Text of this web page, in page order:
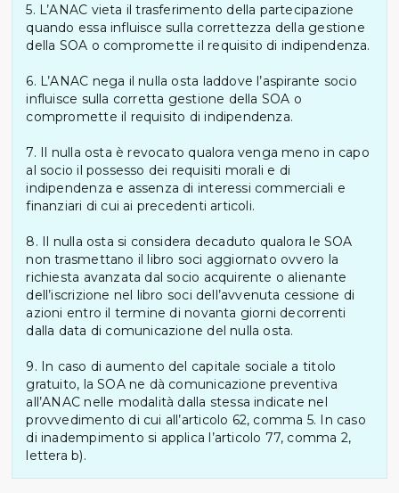
5. L’ANAC vieta il trasferimento della partecipazione
quando essa influisce sulla correttezza della gestione
della SOA o compromette il requisito di indipendenza.
6. L’ANAC nega il nulla osta laddove l’aspirante socio
influisce sulla corretta gestione della SOA o
compromette il requisito di indipendenza.
7. Il nulla osta è revocato qualora venga meno in capo
al socio il possesso dei requisiti morali e di
indipendenza e assenza di interessi commerciali e
finanziari di cui ai precedenti articoli.
8. Il nulla osta si considera decaduto qualora le SOA
non trasmettano il libro soci aggiornato ovvero la
richiesta avanzata dal socio acquirente o alienante
dell’iscrizione nel libro soci dell’avvenuta cessione di
azioni entro il termine di novanta giorni decorrenti
dalla data di comunicazione del nulla osta.
9. In caso di aumento del capitale sociale a titolo
gratuito, la SOA ne dà comunicazione preventiva
all’ANAC nelle modalità dalla stessa indicate nel
provvedimento di cui all’articolo 62, comma 5. In caso
di inadempimento si applica l’articolo 77, comma 2,
lettera b).